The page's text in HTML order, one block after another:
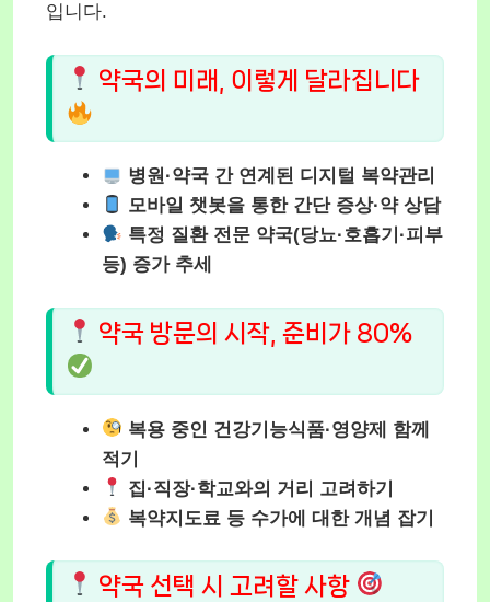
입니다.
약국의 미래, 이렇게 달라집니다
병원·약국 간 연계된 디지털 복약관리
모바일 챗봇을 통한 간단 증상·약 상담
특정 질환 전문 약국(당뇨·호흡기·피부
등) 증가 추세
약국 방문의 시작, 준비가 80%
복용 중인 건강기능식품·영양제 함께
적기
집·직장·학교와의 거리 고려하기
복약지도료 등 수가에 대한 개념 잡기
약국 선택 시 고려할 사항